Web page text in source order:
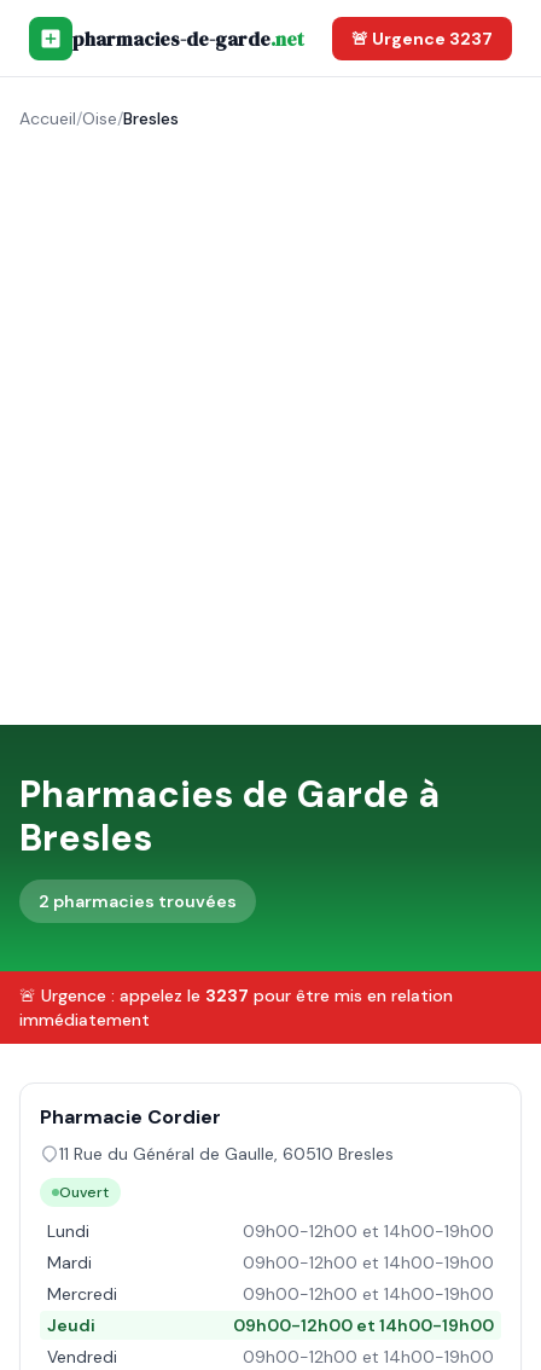
pharmacies-de-garde.net 🚨 Urgence 3237
Accueil/Oise/Bresles
Pharmacies de Garde à
Bresles
2 pharmacies trouvées
🚨 Urgence : appelez le 3237 pour être mis en relation
immédiatement
Pharmacie Cordier
11 Rue du Général de Gaulle, 60510 Bresles
Ouvert
Lundi
09h00-12h00 et 14h00-19h00
Mardi
09h00-12h00 et 14h00-19h00
Mercredi
09h00-12h00 et 14h00-19h00
Jeudi
09h00-12h00 et 14h00-19h00
Vendredi
09h00-12h00 et 14h00-19h00